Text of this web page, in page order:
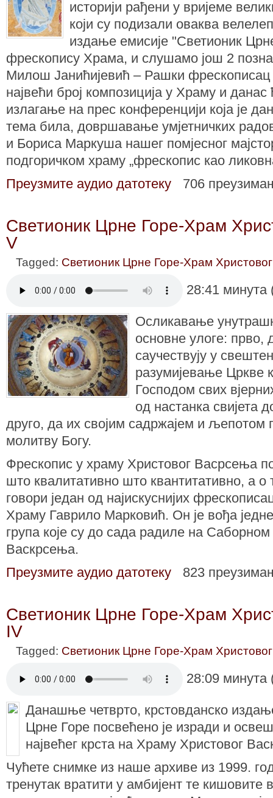
историји рађени у вријеме
који су подизали оваква
издање емисије "Светионик
фрескопису Храма, и слушамо још 2
Милош Јанићијевић – Рашки фрескописац
највећи број композиција у Храму и
излагање на прес конференцији која је
тема била, довршавање умјетничких
и Бориса Маркуша нашег помјесног
подгоричком храму „фрескопис као
Преузмите аудио датотеку
706
Светионик Црне Горе-Храм
V
Tagged: Светионик Црне Горе-Храм
28:41
Осликавање
основне улоге: прво,
саучествују у
разумијевање Цркве
Господом свих
од настанка свијета
друго, да их својим садржајем и
молитву Богу.
Фрескопис у храму Христовог Васрсења
што квалитативно што квантитативно, а
говори један од најискуснијих
Храму Гаврило Марковић. Он је вођа
група које су до сада радиле на
Васкрсења.
Преузмите аудио датотеку
823
Светионик Црне Горе-Храм
IV
Tagged: Светионик Црне Горе-Храм
28:09
Данашње четврто, крстовданско
Црне Горе посвећено је изради и
највећег крста на Храму Христовог
Чућете снимке из наше архиве из 1999.
тренутак вратити у амбијент те кишовите